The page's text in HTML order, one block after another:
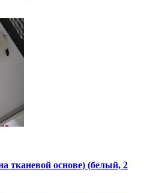
тканевой основе) (белый, 2